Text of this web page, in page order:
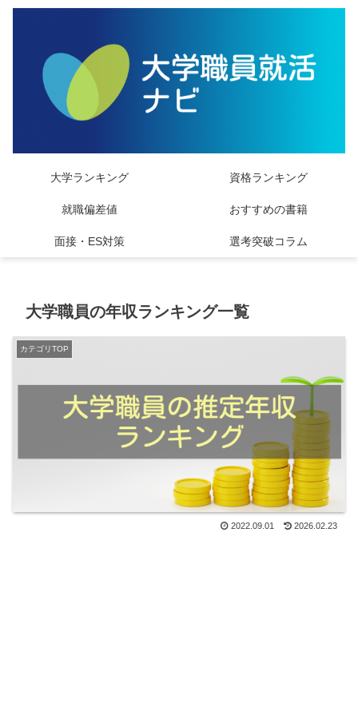
大学ランキング 資格ランキング
就職偏差値 おすすめの書籍
面接・ES対策 選考突破コラム
大学職員の年収ランキング一覧
カテゴリTOP
2022.09.01 2026.02.23